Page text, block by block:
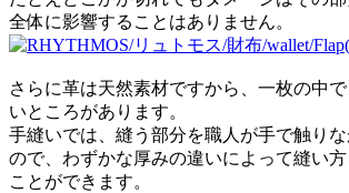
全体に影響することはありません。
さらに革は天然素材ですから、一枚の中
いところがあります。
手縫いでは、縫う部分を職人が手で触り
ので、わずかな厚みの違いによって縫い
ことができます。